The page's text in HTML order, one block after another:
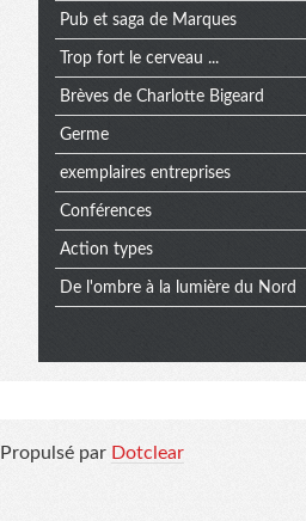
Pub et saga de Marques
Trop fort le cerveau ...
Brèves de Charlotte Bigeard
Germe
exemplaires entreprises
Conférences
Action types
De l'ombre à la lumière du Nord
Propulsé par Dotclear